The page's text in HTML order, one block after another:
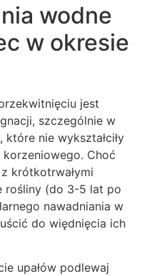
wodne
w okresie
jest
szczególnie w
nie wykształciły
korzeniowego. Choć
krótkotrwałymi
rośliny (do 3-5 lat po
nawadniania w
do więdnięcia ich
upałów podlewaj